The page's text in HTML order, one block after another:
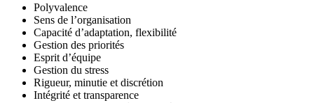
Polyvalence
Sens de l’organisation
Capacité d’adaptation, flexibilité
Gestion des priorités
Esprit d’équipe
Gestion du stress
Rigueur, minutie et discrétion
Intégrité et transparence